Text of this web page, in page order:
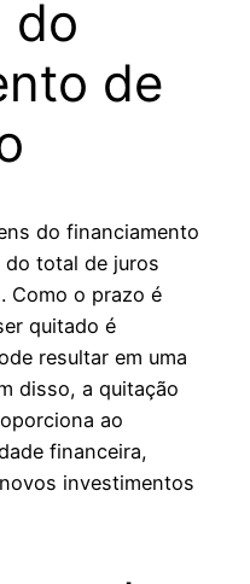
do
de
do financiamento
total de juros
Como o prazo é
quitado é
resultar em uma
disso, a quitação
ao
financeira,
investimentos